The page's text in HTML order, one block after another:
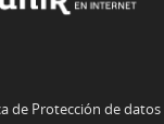
de Protección de datos